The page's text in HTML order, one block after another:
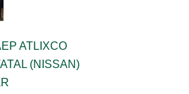
ATLIXCO
(NISSAN)